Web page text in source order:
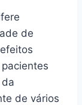
de
de vários